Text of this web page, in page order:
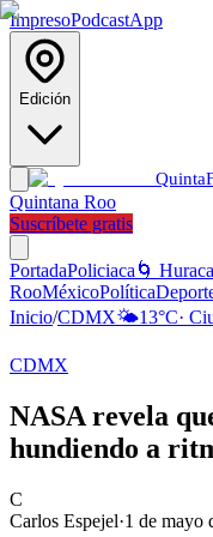
ImpresoPodcastApp
Edición
Quinta
Quintana Roo
Suscríbete gratis
PortadaPoliciaca 🌀
RooMéxicoPolítica
Inicio/CDMX🌤️13°C·
CDMX
NASA revela
hundiendo a
C
Carlos Espejel·1 de mayo